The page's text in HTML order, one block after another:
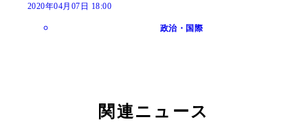
2020年04月07日 18:00
政治・国際
関連ニュース